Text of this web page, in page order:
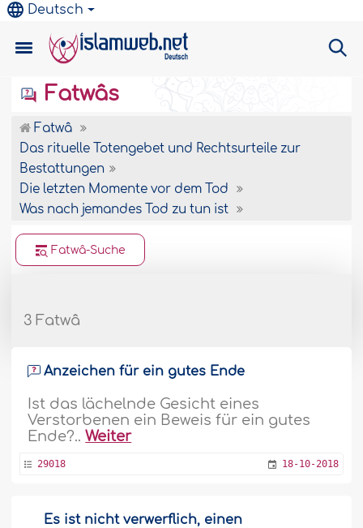
Deutsch
Fatwâs
Fatwâ
Das rituelle Totengebet und Rechtsurteile zur
Bestattungen
Die letzten Momente vor dem Tod
Was nach jemandes Tod zu tun ist
Fatwâ-Suche
3 Fatwâ
Anzeichen für ein gutes Ende
Ist das lächelnde Gesicht eines
Verstorbenen ein Beweis für ein gutes
Ende?..Weiter
29018 18-10-2018
Es ist nicht verwerflich, einen